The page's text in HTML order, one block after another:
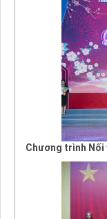
Chương trình Nối